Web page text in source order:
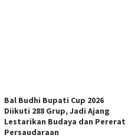
Bal Budhi Bupati Cup 2026
Diikuti 288 Grup, Jadi Ajang
Lestarikan Budaya dan Pererat
Persaudaraan